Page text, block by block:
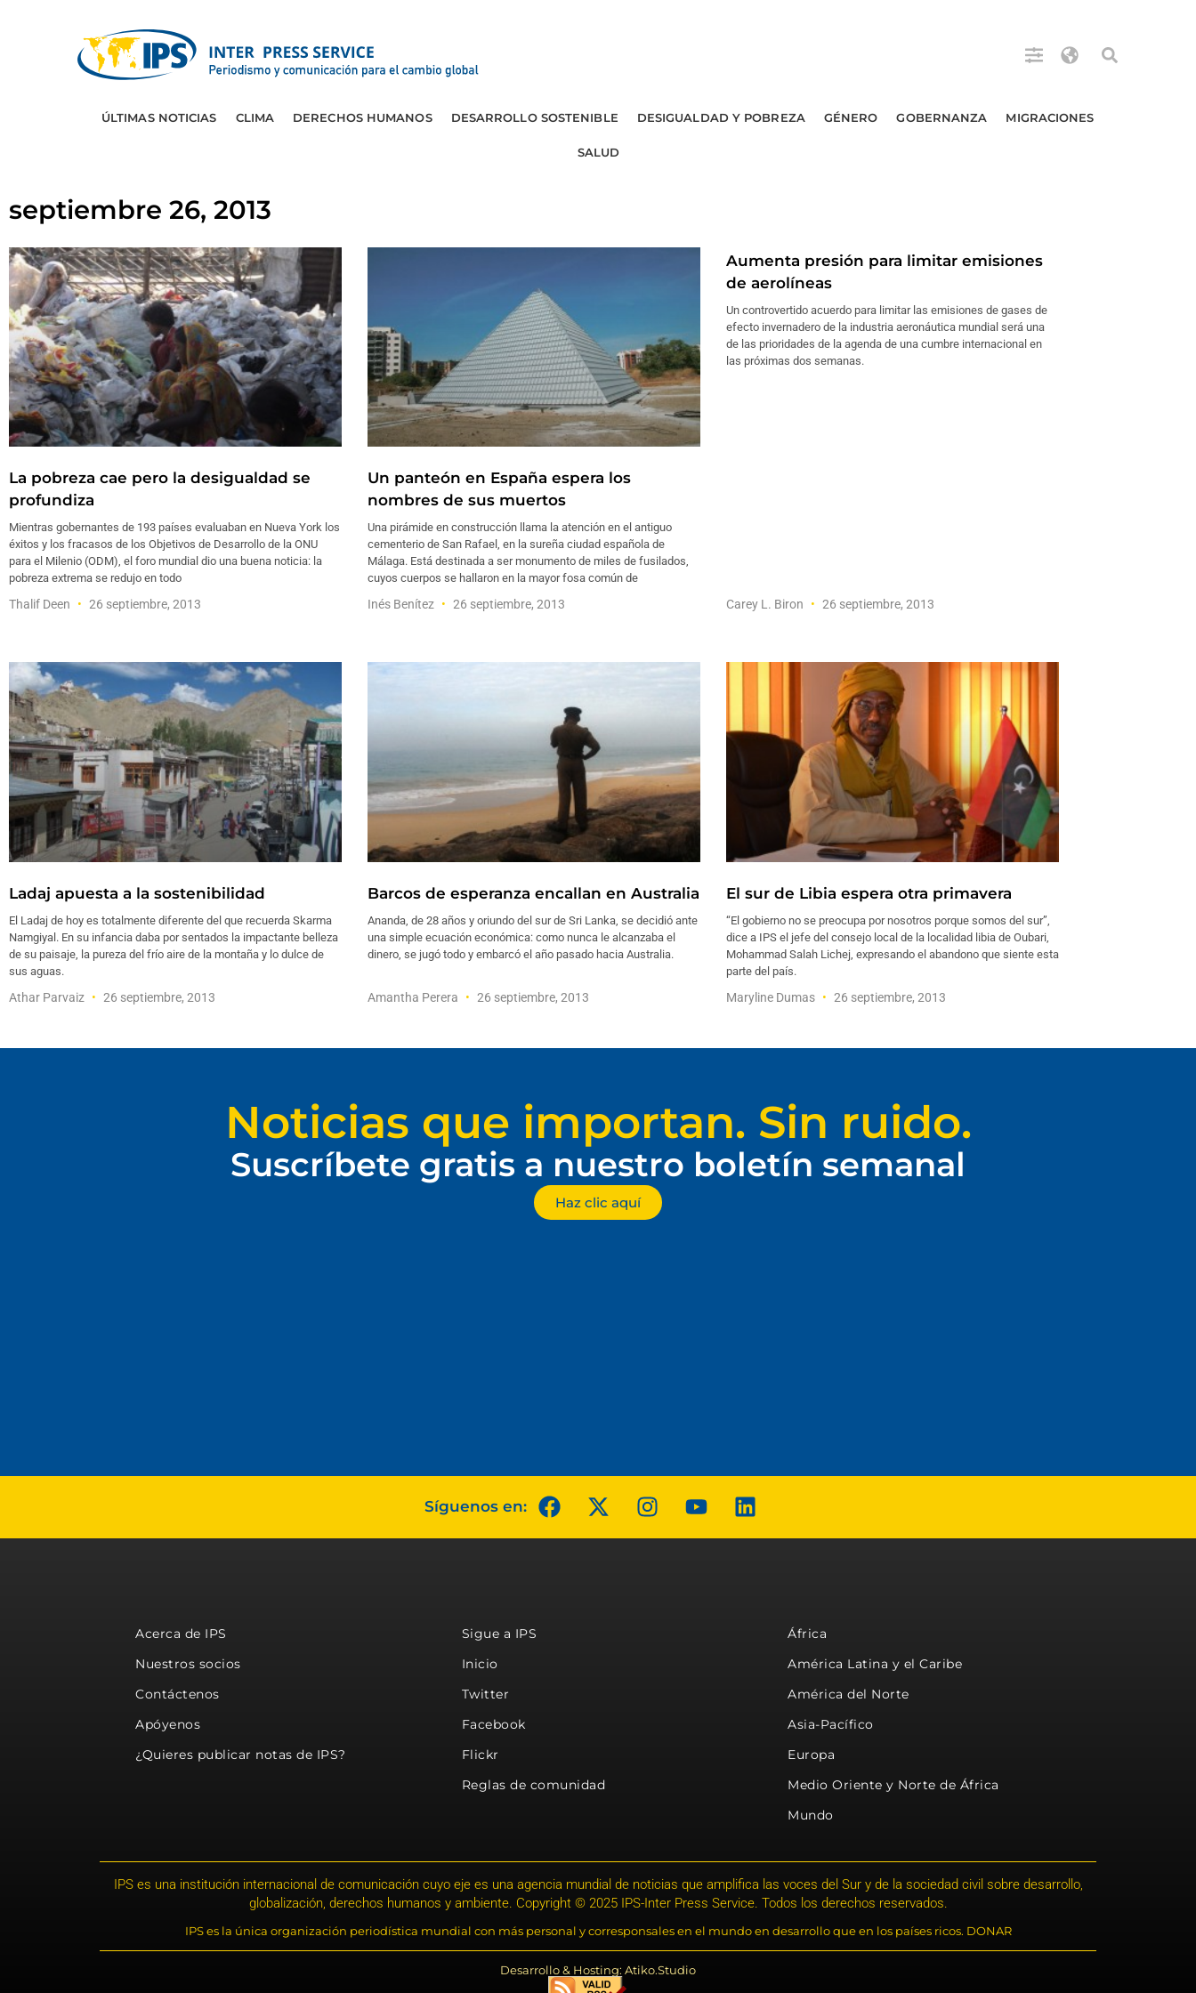
ÚLTIMAS NOTICIAS CLIMA DERECHOS HUMANOS DESARROLLO SOSTENIBLE DESIGUALDAD Y POBREZA GÉNERO GOBERNANZA MIGRACIONES
SALUD
septiembre 26, 2013
La pobreza cae pero la desigualdad se
profundiza
Mientras gobernantes de 193 países evaluaban en Nueva York los
éxitos y los fracasos de los Objetivos de Desarrollo de la ONU
para el Milenio (ODM), el foro mundial dio una buena noticia: la
pobreza extrema se redujo en todo
Thalif Deen 26 septiembre, 2013
Un panteón en España espera los
nombres de sus muertos
Una pirámide en construcción llama la atención en el antiguo
cementerio de San Rafael, en la sureña ciudad española de
Málaga. Está destinada a ser monumento de miles de fusilados,
cuyos cuerpos se hallaron en la mayor fosa común de
Inés Benítez 26 septiembre, 2013
Aumenta presión para limitar emisiones
de aerolíneas
Un controvertido acuerdo para limitar las emisiones de gases de
efecto invernadero de la industria aeronáutica mundial será una
de las prioridades de la agenda de una cumbre internacional en
las próximas dos semanas.
Carey L. Biron 26 septiembre, 2013
Ladaj apuesta a la sostenibilidad
El Ladaj de hoy es totalmente diferente del que recuerda Skarma
Namgiyal. En su infancia daba por sentados la impactante belleza
de su paisaje, la pureza del frío aire de la montaña y lo dulce de
sus aguas.
Athar Parvaiz 26 septiembre, 2013
Barcos de esperanza encallan en Australia
Ananda, de 28 años y oriundo del sur de Sri Lanka, se decidió ante
una simple ecuación económica: como nunca le alcanzaba el
dinero, se jugó todo y embarcó el año pasado hacia Australia.
Amantha Perera 26 septiembre, 2013
El sur de Libia espera otra primavera
“El gobierno no se preocupa por nosotros porque somos del sur”,
dice a IPS el jefe del consejo local de la localidad libia de Oubari,
Mohammad Salah Lichej, expresando el abandono que siente esta
parte del país.
Maryline Dumas 26 septiembre, 2013
Noticias que importan. Sin ruido.
Suscríbete gratis a nuestro boletín semanal
Haz clic aquí
Síguenos en:
Acerca de IPS
Nuestros socios
Contáctenos
Apóyenos
¿Quieres publicar notas de IPS?
Sigue a IPS
Inicio
Twitter
Facebook
Flickr
Reglas de comunidad
África
América Latina y el Caribe
América del Norte
Asia-Pacífico
Europa
Medio Oriente y Norte de África
Mundo
IPS es una institución internacional de comunicación cuyo eje es una agencia mundial de noticias que amplifica las voces del Sur y de la sociedad civil sobre desarrollo,
globalización, derechos humanos y ambiente. Copyright © 2025 IPS-Inter Press Service. Todos los derechos reservados.
IPS es la única organización periodística mundial con más personal y corresponsales en el mundo en desarrollo que en los países ricos. DONAR
Desarrollo & Hosting: Atiko.Studio